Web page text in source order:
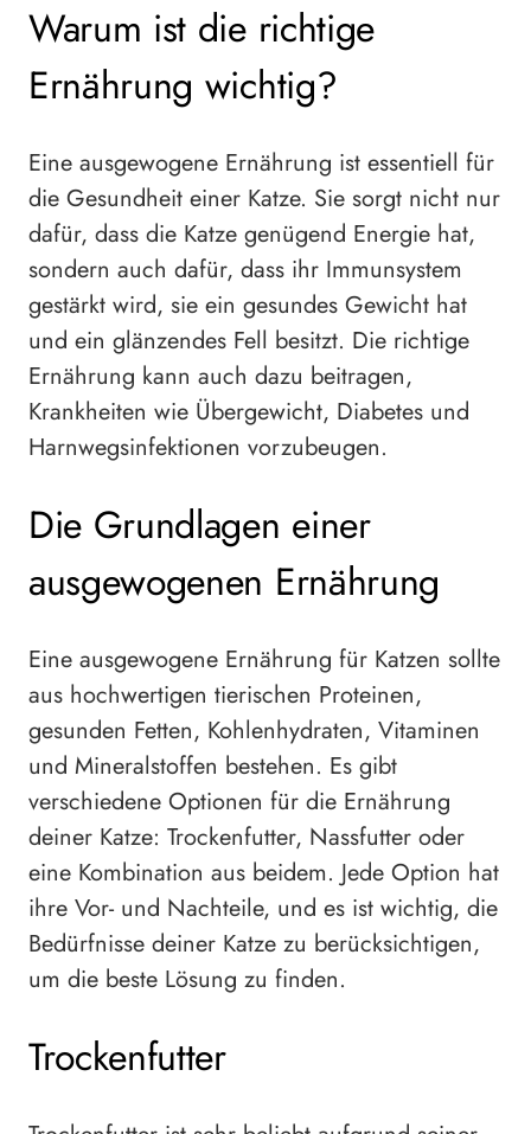
Warum ist die richtige
Ernährung wichtig?
Eine ausgewogene Ernährung ist essentiell für
die Gesundheit einer Katze. Sie sorgt nicht nur
dafür, dass die Katze genügend Energie hat,
sondern auch dafür, dass ihr Immunsystem
gestärkt wird, sie ein gesundes Gewicht hat
und ein glänzendes Fell besitzt. Die richtige
Ernährung kann auch dazu beitragen,
Krankheiten wie Übergewicht, Diabetes und
Harnwegsinfektionen vorzubeugen.
Die Grundlagen einer
ausgewogenen Ernährung
Eine ausgewogene Ernährung für Katzen sollte
aus hochwertigen tierischen Proteinen,
gesunden Fetten, Kohlenhydraten, Vitaminen
und Mineralstoffen bestehen. Es gibt
verschiedene Optionen für die Ernährung
deiner Katze: Trockenfutter, Nassfutter oder
eine Kombination aus beidem. Jede Option hat
ihre Vor- und Nachteile, und es ist wichtig, die
Bedürfnisse deiner Katze zu berücksichtigen,
um die beste Lösung zu finden.
Trockenfutter